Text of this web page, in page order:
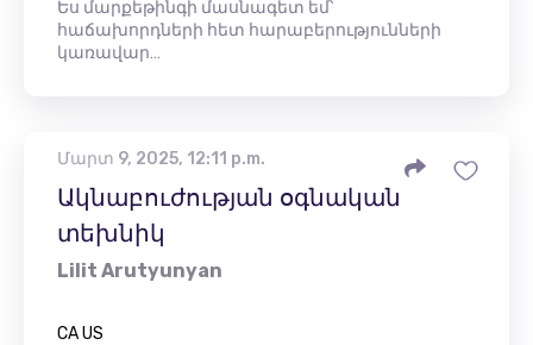
Ես մարքեթինգի մասնագետ եմ՝
հաճախորդների հետ հարաբերությունների
կառավար…
Մարտ 9, 2025, 12:11 p.m.
Ակնաբուժության օգնական
տեխնիկ
Lilit Arutyunyan
CA US